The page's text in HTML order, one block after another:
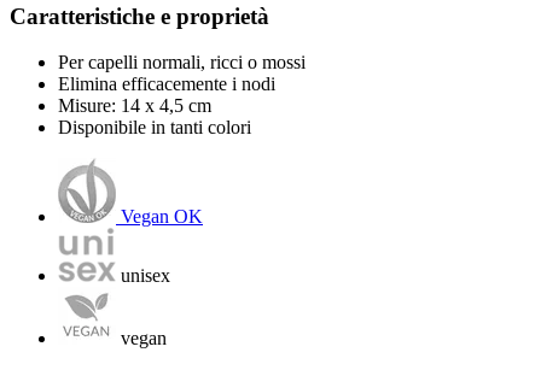
Caratteristiche e proprietà
Per capelli normali, ricci o mossi
Elimina efficacemente i nodi
Misure: 14 x 4,5 cm
Disponibile in tanti colori
Vegan OK
unisex
vegan